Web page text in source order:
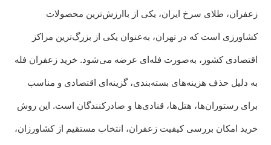
زعفران، طلای سرخ ایران، یکی از باارزش‌ترین محصولات
کشاورزی است که در تهران، به‌عنوان یکی از بزرگ‌ترین مراکز
اقتصادی کشور، به‌صورت فله‌ای عرضه می‌شود. خرید زعفران فله
به دلیل حذف هزینه‌های بسته‌بندی، گزینه‌ای اقتصادی و مناسب
برای رستوران‌ها، هتل‌ها، قنادی‌ها و صادرکنندگان است. این روش
خرید امکان بررسی کیفیت زعفران، انتخاب مستقیم از کشاورزان،